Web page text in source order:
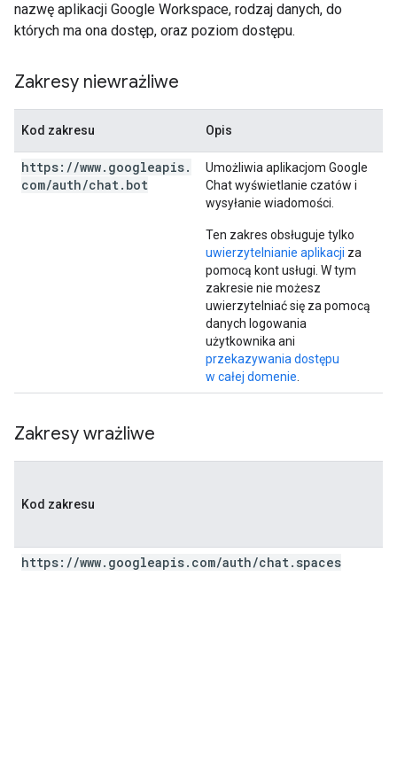
nazwę aplikacji Google Workspace, rodzaj danych, do
których ma ona dostęp, oraz poziom dostępu.
Zakresy niewrażliwe
Kod zakresu Opis
https: //www. googleapis.
com/auth/chat. bot
Umożliwia aplikacjom Google
Chat wyświetlanie czatów i
wysyłanie wiadomości.
Ten zakres obsługuje tylko
uwierzytelnianie aplikacji za
pomocą kont usługi. W tym
zakresie nie możesz
uwierzytelniać się za pomocą
danych logowania
użytkownika ani
przekazywania dostępu
w całej domenie.
Zakresy wrażliwe
Kod zakresu
https: //www. googleapis. com/auth/chat. spaces